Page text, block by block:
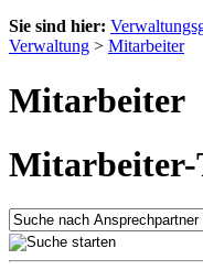
Sie sind hier:
Verwaltung > Mitarbeiter
Mitarbeiter
Mitarbeiter-